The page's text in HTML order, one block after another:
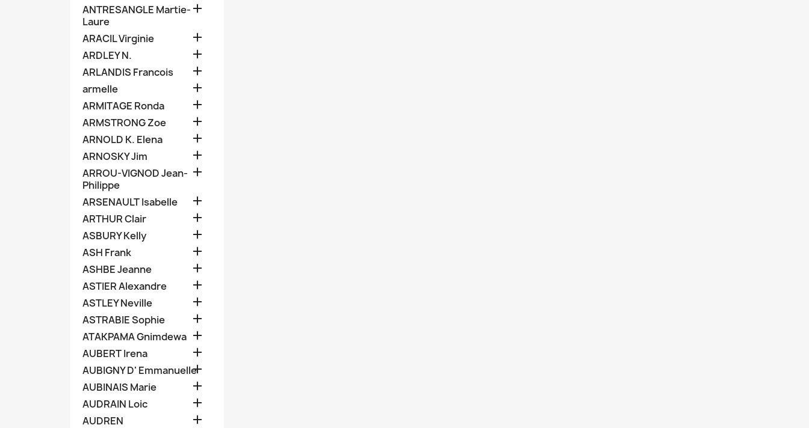
ANTRESANGLE Martie-
Laure

ARACIL Virginie 
ARDLEY N. 
ARLANDIS Francois 
armelle 
ARMITAGE Ronda 
ARMSTRONG Zoe 
ARNOLD K. Elena 
ARNOSKY Jim 
ARROU-VIGNOD Jean-
Philippe

ARSENAULT Isabelle 
ARTHUR Clair 
ASBURY Kelly 
ASH Frank 
ASHBE Jeanne 
ASTIER Alexandre 
ASTLEY Neville 
ASTRABIE Sophie 
ATAKPAMA Gnimdewa 
AUBERT Irena 
AUBIGNY D' Emmanuelle
AUBINAIS Marie 
AUDRAIN Loic 
AUDREN 